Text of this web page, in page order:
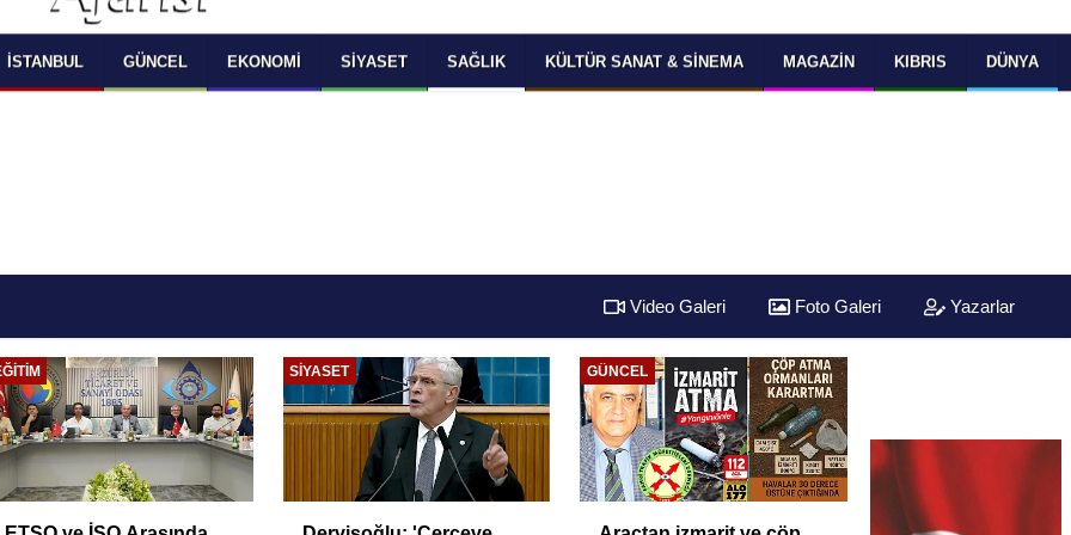
SELECT LANGUAGE YOU WOULD TO READ
OKUMAK İSTEDİĞİNİZ DİLİ SEÇİNİZ
Powered by
Translate
İSTANBUL GÜNCEL EKONOMI SIYASET SAĞLIK KÜLTÜR SANAT & SINEMA MAGAZIN KIBRIS DÜNYA
Video Galeri Foto Galeri Yazarlar
EKONOMI ÜSKÜDAR